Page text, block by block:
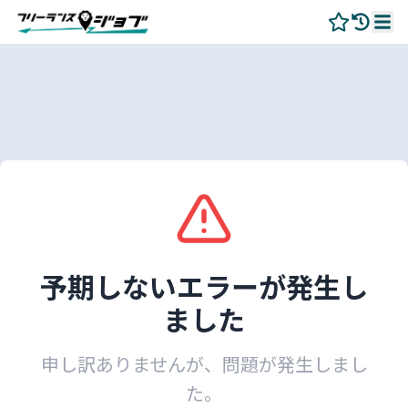
予期しないエラーが発生し
ました
申し訳ありませんが、問題が発生しまし
た。